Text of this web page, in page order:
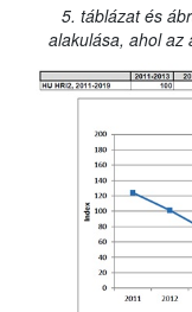
5. táblázat és
alakulása, ahol az